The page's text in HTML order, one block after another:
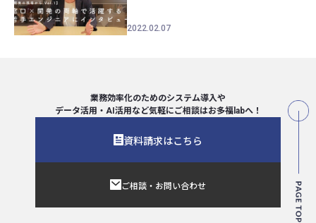
2022.02.07
業務効率化のためのシステム導入や
データ活用・AI活用など気軽にご相談はお多福labへ！
資料請求はこちら
ご相談・お問い合わせ